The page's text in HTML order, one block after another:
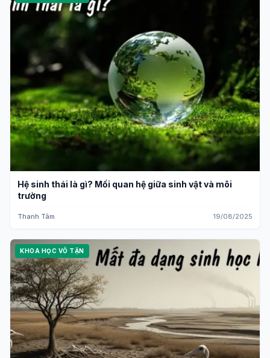
Hệ sinh thái là gì? Mối quan hệ giữa sinh vật và môi
trường
Thanh Tâm 19/08/2025
KHOA HỌC VÔ TẬN